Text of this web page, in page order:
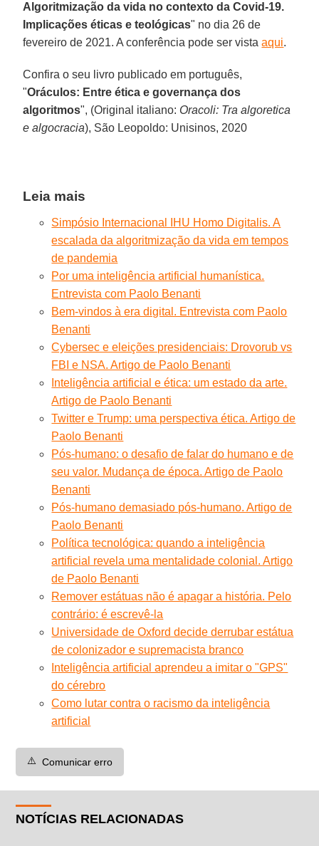
Algoritmização da vida no contexto da Covid-19.
Implicações éticas e teológicas" no dia 26 de
fevereiro de 2021. A conferência pode ser vistaaqui.
Confira o seu livro publicado em português,
"Oráculos: Entre ética e governança dos
algoritmos", (Original italiano: Oracoli: Tra algoretica
e algocracia), São Leopoldo: Unisinos, 2020
Leia mais
Simpósio Internacional IHU Homo Digitalis. A
escalada da algoritmização da vida em tempos
de pandemia
Por uma inteligência artificial humanística.
Entrevista com Paolo Benanti
Bem-vindos à era digital. Entrevista com Paolo
Benanti
Cybersec e eleições presidenciais: Drovorub vs
FBI e NSA. Artigo de Paolo Benanti
Inteligência artificial e ética: um estado da arte.
Artigo de Paolo Benanti
Twitter e Trump: uma perspectiva ética. Artigo de
Paolo Benanti
Pós-humano: o desafio de falar do humano e de
seu valor. Mudança de época. Artigo de Paolo
Benanti
Pós-humano demasiado pós-humano. Artigo de
Paolo Benanti
Política tecnológica: quando a inteligência
artificial revela uma mentalidade colonial. Artigo
de Paolo Benanti
Remover estátuas não é apagar a história. Pelo
contrário: é escrevê-la
Universidade de Oxford decide derrubar estátua
de colonizador e supremacista branco
Inteligência artificial aprendeu a imitar o "GPS"
do cérebro
Como lutar contra o racismo da inteligência
artificial
⚠️ Comunicar erro
NOTÍCIAS RELACIONADAS